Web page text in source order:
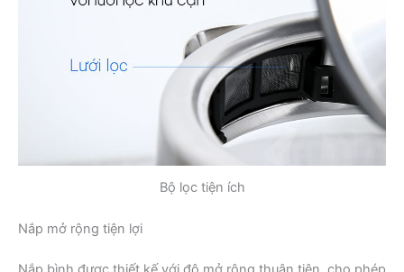
Bộ lọc tiện ích
Nắp mở rộng tiện lợi